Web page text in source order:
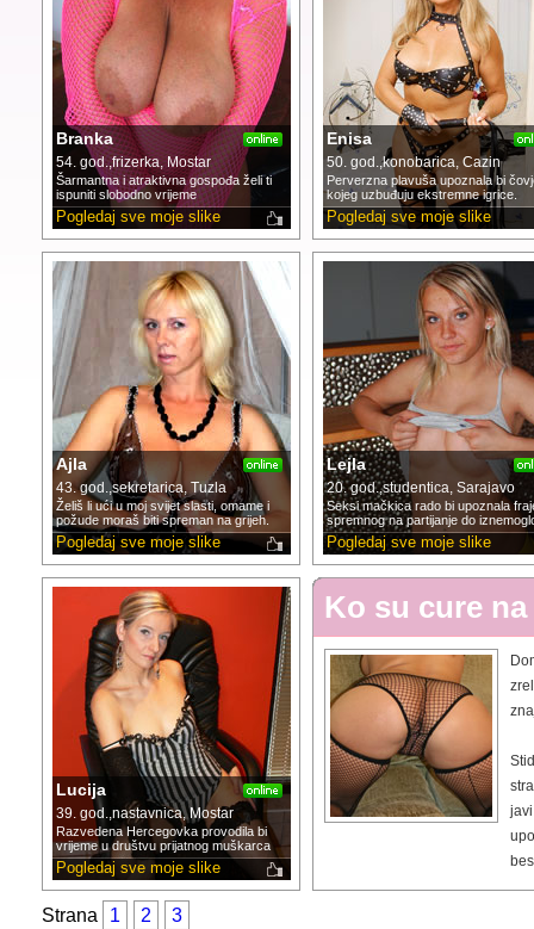
Branka
54. god.,frizerka, Mostar
Šarmantna i atraktivna gospođa želi ti
ispuniti slobodno vrijeme
Pogledaj sve moje slike
Enisa
50. god.,konobarica, Cazin
Perverzna plavuša upoznala bi
kojeg uzbuđuju ekstremne igrice.
Pogledaj sve moje slike
Ajla
43. god.,sekretarica, Tuzla
Želiš li ući u moj svijet slasti, omame i
požude moraš biti spreman na grijeh.
Pogledaj sve moje slike
Lejla
20. god.,studentica, Sarajavo
Seksi mačkica rado bi upoznala
spremnog na partijanje do
Pogledaj sve moje slike
Lucija
39. god.,nastavnica, Mostar
Razvedena Hercegovka provodila bi
vrijeme u društvu prijatnog muškarca
Pogledaj sve moje slike
Ko su cure
Strana 1 2 3